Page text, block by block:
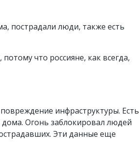
пострадали люди, также есть
что россияне, как всегда,
инфраструктуры. Есть
Огонь заблокировал людей
Эти данные еще